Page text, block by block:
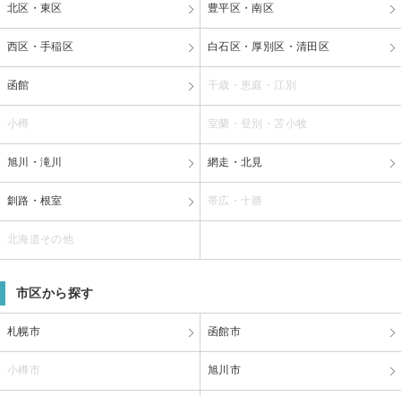
北区・東区 豊平区・南区
西区・手稲区 白石区・厚別区・清田区
函館 千歳・恵庭・江別
小樽 室蘭・登別・苫小牧
旭川・滝川 網走・北見
釧路・根室 帯広・十勝
北海道その他
市区から探す
札幌市 函館市
小樽市 旭川市